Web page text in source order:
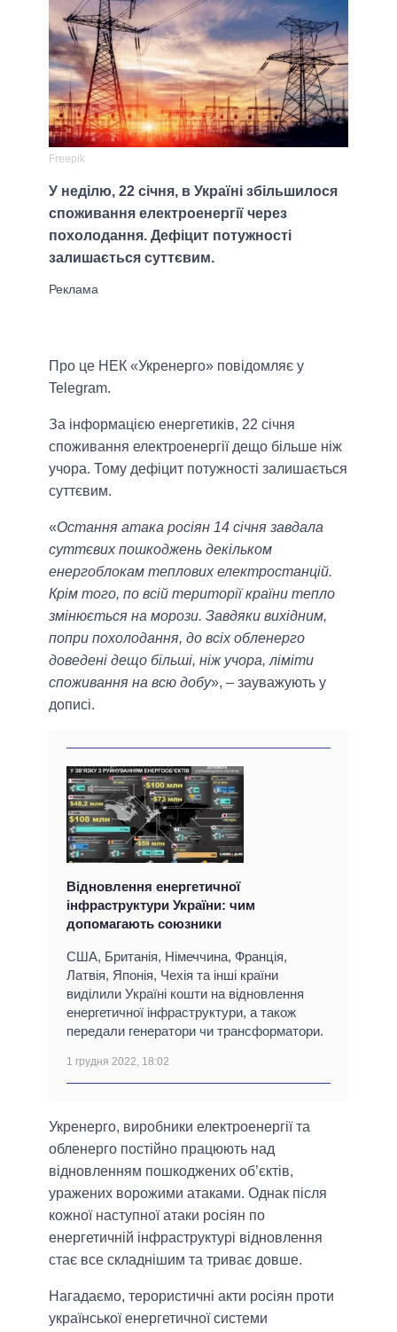
Freepik
У неділю, 22 січня, в Україні збільшилося
споживання електроенергії через
похолодання. Дефіцит потужності
залишається суттєвим.
Про це НЕК «Укренерго» повідомляє у
Telegram.
За інформацією енергетиків, 22 січня
споживання електроенергії дещо більше ніж
учора. Тому дефіцит потужності залишається
суттєвим.
«Остання атака росіян 14 січня завдала
суттєвих пошкоджень декільком
енергоблокам теплових електростанцій.
Крім того, по всій території країни тепло
змінюється на морози. Завдяки вихідним,
попри похолодання, до всіх обленерго
доведені дещо більші, ніж учора, ліміти
споживання на всю добу», – зауважують у
дописі.
Відновлення енергетичної
інфраструктури України: чим
допомагають союзники
США, Британія, Німеччина, Франція,
Латвія, Японія, Чехія та інші країни
виділили Україні кошти на відновлення
енергетичної інфраструктури, а також
передали генератори чи трансформатори.
1 грудня 2022, 18:02
Укренерго, виробники електроенергії та
обленерго постійно працюють над
відновленням пошкоджених об’єктів,
уражених ворожими атаками. Однак після
кожної наступної атаки росіян по
енергетичній інфраструктурі відновлення
стає все складнішим та триває довше.
Нагадаємо, терористичні акти росіян проти
української енергетичної системи